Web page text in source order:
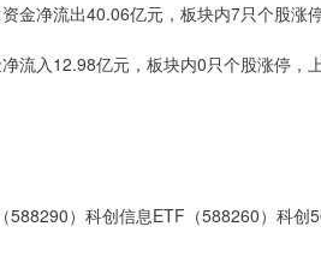
金净流出40.06亿元，板块内7只个股涨
流入12.98亿元，板块内0只个股涨停，
588290）科创信息ETF（588260）科创